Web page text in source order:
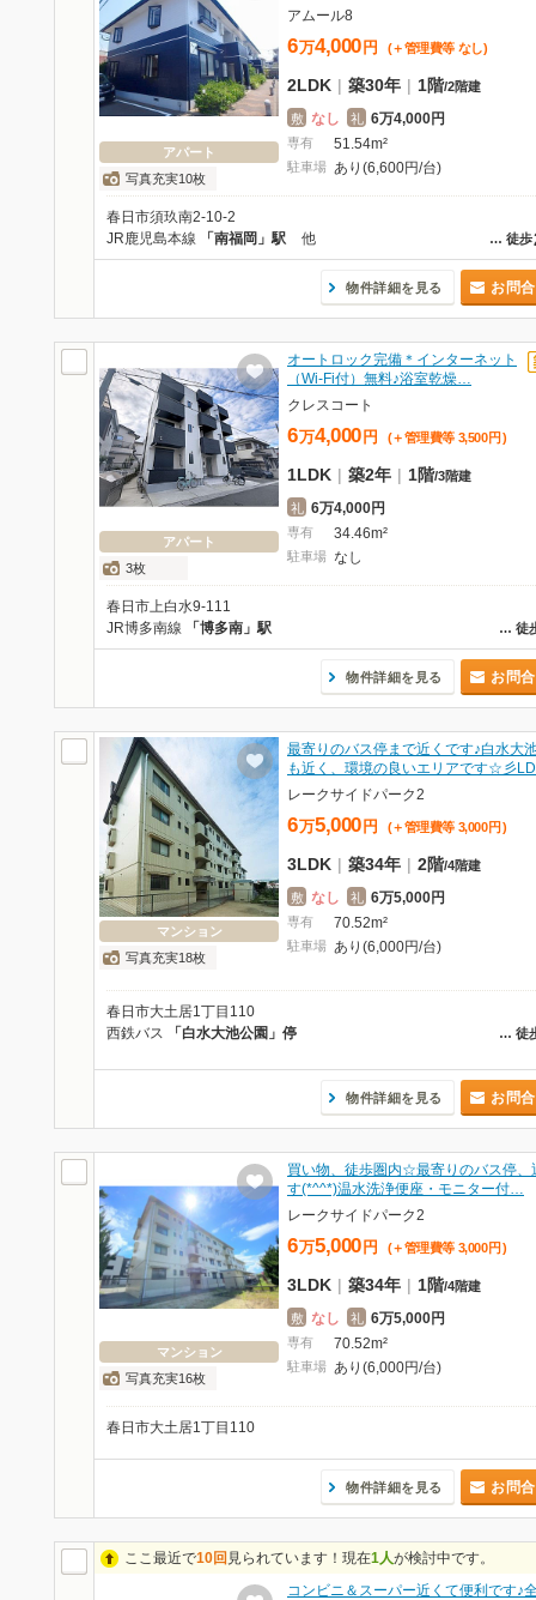
アパート
写真充実10枚
アムール8
6万4,000 円 (＋管理費等 なし)
2LDK | 築30年 | 1階/2階建
敷 なし 礼 6万4,000円
専有 51.54m²
駐車場 あり(6,600円/台)
春日市須玖南2-10-2
… 徒歩
JR鹿児島本線 「南福岡」駅 他
物件詳細を見る お問
アパート
3枚
オートロック完備＊インターネット
（Wi-Fi付）無料♪浴室乾燥…
クレスコート
6万4,000 円 (＋管理費等 3,500 円 )
1LDK | 築2年 | 1階/3階建
礼 6万4,000円
専有 34.46m²
駐車場 なし
春日市上白水9-111
… 徒
JR博多南線 「博多南」駅
物件詳細を見る お問
マンション
写真充実18枚
最寄りのバス停まで近くです♪白水大
も近く、環境の良いエリアです☆彡
レークサイドパーク2
6万5,000 円 (＋管理費等 3,000 円 )
3LDK | 築34年 | 2階/4階建
敷 なし 礼 6万5,000円
専有 70.52m²
駐車場 あり(6,000円/台)
春日市大土居1丁目110
… 徒
西鉄バス 「白水大池公園」停
物件詳細を見る お問
マンション
写真充実16枚
買い物、徒歩圏内☆最寄りのバス停、
す(*^^*)温水洗浄便座・モニター付…
レークサイドパーク2
6万5,000 円 (＋管理費等 3,000 円 )
3LDK | 築34年 | 1階/4階建
敷 なし 礼 6万5,000円
専有 70.52m²
駐車場 あり(6,000円/台)
春日市大土居1丁目110
物件詳細を見る お問
ここ最近で10回 見られています！現在1人が検討中です。
コンビニ＆スーパー近くて便利です♪